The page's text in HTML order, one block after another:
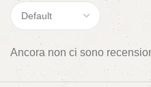
Ancora non ci sono